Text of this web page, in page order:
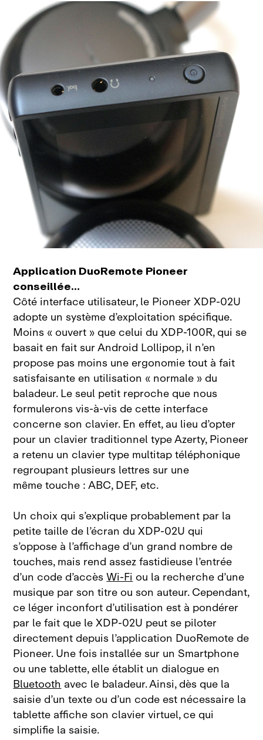
Application DuoRemote Pioneer
conseillée…
Côté interface utilisateur, le PioneerXDP‑02U
adopte un système d’exploitation spécifique.
Moins « ouvert » que celui du XDP‑100R, qui se
basait en fait sur Android Lollipop, il n’en
propose pas moins une ergonomie tout à fait
satisfaisante en utilisation « normale » du
baladeur. Le seul petit reproche que nous
formulerons vis‑à‑vis de cette interface
concerne son clavier. En effet, au lieu d’opter
pour un clavier traditionnel type Azerty, Pioneer
a retenu un clavier type multitap téléphonique
regroupant plusieurs lettres sur une
même touche : ABC, DEF, etc.
Un choix qui s’explique probablement par la
petite taille de l’écran du XDP‑02U qui
s’oppose à l’affichage d’un grand nombre de
touches, mais rend assez fastidieuse l’entrée
d’un code d’accèsWi‑Fiou la recherche d’une
musique par son titre ou son auteur. Cependant,
ce léger inconfort d’utilisation est à pondérer
par le fait que leXDP‑02U peut se piloter
directement depuis l’application DuoRemote de
Pioneer. Une fois installée sur un Smartphone
ou une tablette, elle établit un dialogue en
Bluetoothavec le baladeur. Ainsi, dès que la
saisie d’un texte ou d’un code est nécessaire la
tablette affiche son clavier virtuel, ce qui
simplifie la saisie.